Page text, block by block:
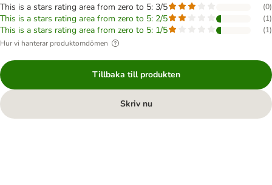
This is a stars rating area from zero to 5: 3/5 (0)
This is a stars rating area from zero to 5: 2/5 (1)
This is a stars rating area from zero to 5: 1/5 (1)
Hur vi hanterar produktomdömen
Tillbaka till produkten
Skriv nu